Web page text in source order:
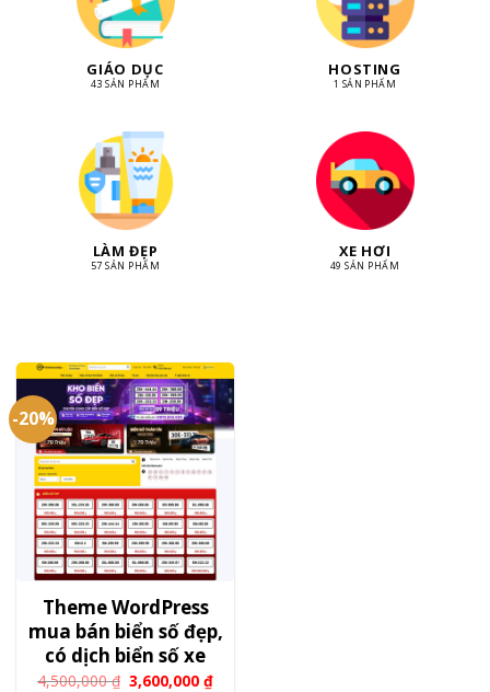
GIÁO DỤC
43 SẢN PHẨM
HOSTING
1 SẢN PHẨM
LÀM ĐẸP
57 SẢN PHẨM
XE HƠI
49 SẢN PHẨM
-20%
Theme WordPress
mua bán biển số đẹp,
có dịch biển số xe
4,500,000₫ 3,600,000₫